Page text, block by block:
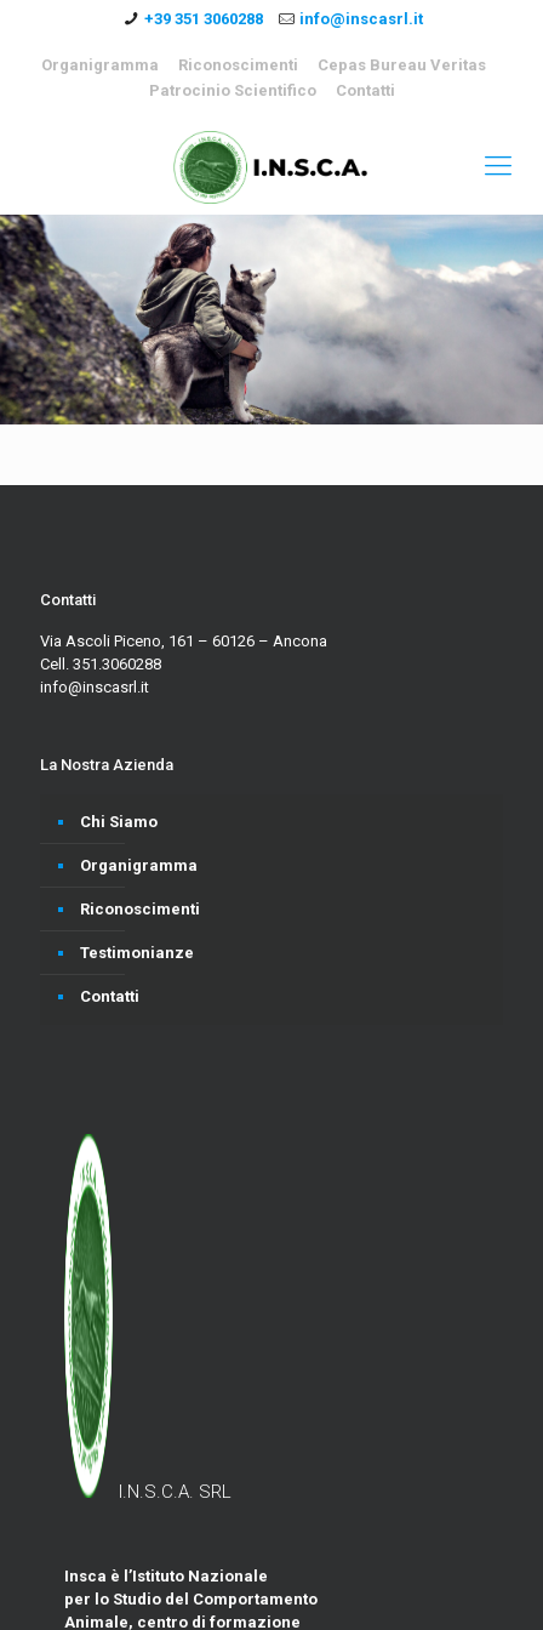
+39 351 3060288 info@inscasrl.it
Organigramma Riconoscimenti
Cepas Bureau Veritas
Patrocinio Scientifico
Contatti
Contatti
Via Ascoli Piceno, 161 – 60126 – Ancona
Cell. 351.3060288
info@inscasrl.it
La Nostra Azienda
Chi Siamo
Organigramma
Riconoscimenti
Testimonianze
Contatti
I.N.S.C.A. SRL
Insca è l’Istituto Nazionale
per lo Studio del Comportamento
Animale, centro di formazione